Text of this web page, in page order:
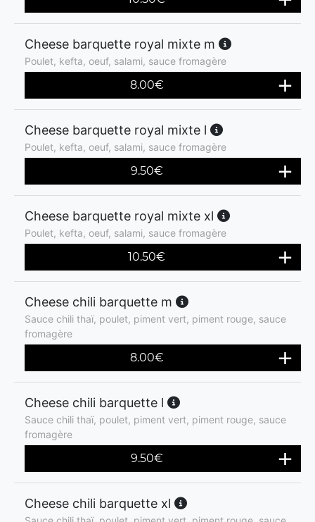
Cheese barquette royal mixte m
Poulet, kefta, oeuf, salami, sauce fromagère
8.00€
Cheese barquette royal mixte l
Poulet, kefta, oeuf, salami, sauce fromagère
9.50€
Cheese barquette royal mixte xl
Poulet, kefta, oeuf, salami, sauce fromagère
10.50€
Cheese chili barquette m
Sauce chili thaï, poulet, piment vert, piment rouge, sauce
fromagère
8.00€
Cheese chili barquette l
Sauce chili thaï, poulet, piment vert, piment rouge, sauce
fromagère
9.50€
Cheese chili barquette xl